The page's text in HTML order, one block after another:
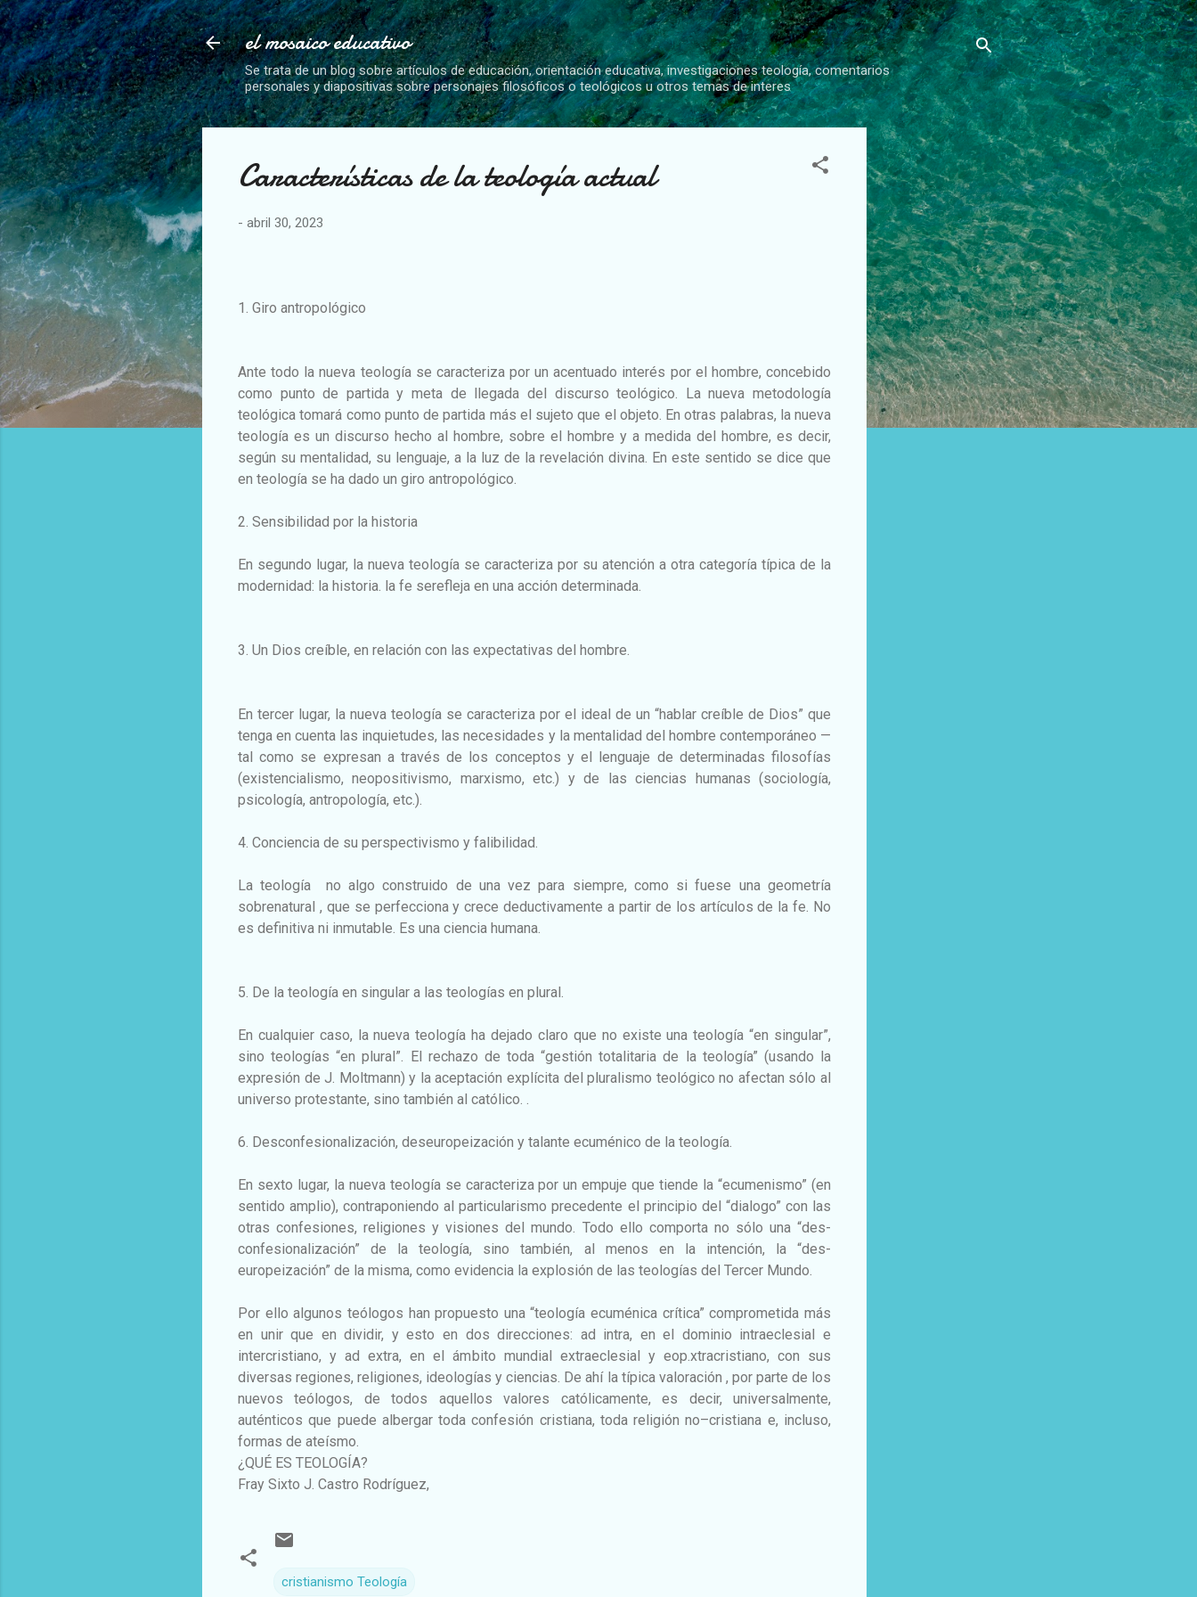
Ir al contenido principal
el mosaico educativo
Se trata de un blog sobre artículos de educación, orientación educativa, investigaciones teología, comentarios
personales y diapositivas sobre personajes filosóficos o teológicos u otros temas de interes
Características de la teología actual
- abril 30, 2023
1. Giro antropológico
Ante todo la nueva teología se caracteriza por un acentuado interés por el hombre, concebido
como punto de partida y meta de llegada del discurso teológico. La nueva metodología
teológica tomará como punto de partida más el sujeto que el objeto. En otras palabras, la nueva
teología es un discurso hecho al hombre, sobre el hombre y a medida del hombre, es decir,
según su mentalidad, su lenguaje, a la luz de la revelación divina. En este sentido se dice que
en teología se ha dado un giro antropológico.
2. Sensibilidad por la historia
En segundo lugar, la nueva teología se caracteriza por su atención a otra categoría típica de la
modernidad: la historia. la fe serefleja en una acción determinada.
3. Un Dios creíble, en relación con las expectativas del hombre.
En tercer lugar, la nueva teología se caracteriza por el ideal de un “hablar creíble de Dios” que
tenga en cuenta las inquietudes, las necesidades y la mentalidad del hombre contemporáneo —
tal como se expresan a través de los conceptos y el lenguaje de determinadas filosofías
(existencialismo, neopositivismo, marxismo, etc.) y de las ciencias humanas (sociología,
psicología, antropología, etc.).
4. Conciencia de su perspectivismo y falibilidad.
La teología no algo construido de una vez para siempre, como si fuese una geometría
sobrenatural , que se perfecciona y crece deductivamente a partir de los artículos de la fe. No
es definitiva ni inmutable. Es una ciencia humana.
5. De la teología en singular a las teologías en plural.
En cualquier caso, la nueva teología ha dejado claro que no existe una teología “en singular”,
sino teologías “en plural”. El rechazo de toda “gestión totalitaria de la teología” (usando la
expresión de J. Moltmann) y la aceptación explícita del pluralismo teológico no afectan sólo al
universo protestante, sino también al católico. .
6. Desconfesionalización, deseuropeización y talante ecuménico de la teología.
En sexto lugar, la nueva teología se caracteriza por un empuje que tiende la “ecumenismo” (en
sentido amplio), contraponiendo al particularismo precedente el principio del “dialogo” con las
otras confesiones, religiones y visiones del mundo. Todo ello comporta no sólo una “des-
confesionalización” de la teología, sino también, al menos en la intención, la “des-
europeización” de la misma, como evidencia la explosión de las teologías del Tercer Mundo.
Por ello algunos teólogos han propuesto una “teología ecuménica crítica” comprometida más
en unir que en dividir, y esto en dos direcciones: ad intra, en el dominio intraeclesial e
intercristiano, y ad extra, en el ámbito mundial extraeclesial y eop.xtracristiano, con sus
diversas regiones, religiones, ideologías y ciencias. De ahí la típica valoración , por parte de los
nuevos teólogos, de todos aquellos valores católicamente, es decir, universalmente,
auténticos que puede albergar toda confesión cristiana, toda religión no–cristiana e, incluso,
formas de ateísmo.
¿QUÉ ES TEOLOGÍA?
Fray Sixto J. Castro Rodríguez,
cristianismo Teología